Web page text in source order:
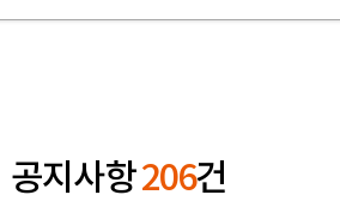
공지사항206건